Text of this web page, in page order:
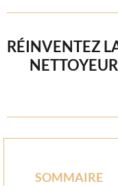
RÉINVENTEZ
SOMMAIRE